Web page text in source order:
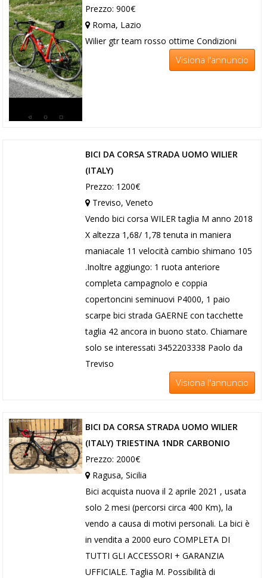
Prezzo: 900€
Roma, Lazio
Wilier gtr team rosso ottime Condizioni
Visiona l'annuncio
BICI DA CORSA STRADA UOMO WILIER
(ITALY)
Prezzo: 1200€
Treviso, Veneto
Vendo bici corsa WILER taglia M anno 2018
X altezza 1,68/ 1,78 tenuta in maniera
maniacale 11 velocità cambio shimano 105
.Inoltre aggiungo: 1 ruota anteriore
completa campagnolo e coppia
copertoncini seminuovi P4000, 1 paio
scarpe bici strada GAERNE con tacchette
taglia 42 ancora in buono stato. Chiamare
solo se interessati 3452203338 Paolo da
Treviso
Visiona l'annuncio
BICI DA CORSA STRADA UOMO WILIER
(ITALY) TRIESTINA 1NDR CARBONIO
Prezzo: 2000€
Ragusa, Sicilia
Bici acquista nuova il 2 aprile 2021 , usata
solo 2 mesi (percorsi circa 400 Km), la
vendo a causa di motivi personali. La bici è
in vendita a 2000 euro COMPLETA DI
TUTTI GLI ACCESSORI + GARANZIA
UFFICIALE. Taglia M. Possibilità di